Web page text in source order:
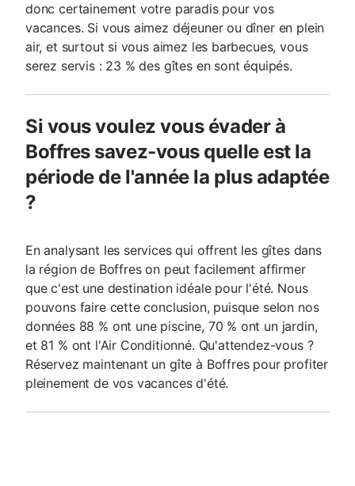
donc certainement votre paradis pour vos
vacances. Si vous aimez déjeuner ou dîner en plein
air, et surtout si vous aimez les barbecues, vous
serez servis : 23 % des gîtes en sont équipés.
Si vous voulez vous évader à
Boffres savez-vous quelle est la
période de l'année la plus adaptée
?
En analysant les services qui offrent les gîtes dans
la région de Boffres on peut facilement affirmer
que c'est une destination idéale pour l'été. Nous
pouvons faire cette conclusion, puisque selon nos
données 88 % ont une piscine, 70 % ont un jardin,
et 81 % ont l'Air Conditionné. Qu'attendez-vous ?
Réservez maintenant un gîte à Boffres pour profiter
pleinement de vos vacances d'été.